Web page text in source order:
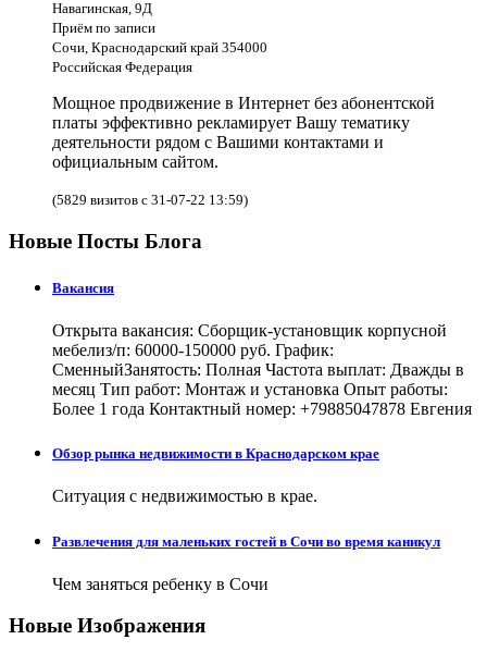
Навагинская, 9Д
Приём по записи
Сочи, Краснодарский край 354000
Российская Федерация
Мощное продвижение в Интернет без абонентской
платы эффективно рекламирует Вашу тематику
деятельности рядом с Вашими контактами и
официальным сайтом.
(5829 визитов с 31-07-22 13:59)
Новые Посты Блога
Вакансия
Открыта вакансия: Сборщик-установщик корпусной
мебелиз/п: 60000-150000 руб. График:
СменныйЗанятость: Полная Частота выплат: Дважды в
месяц Тип работ: Монтаж и установка Опыт работы:
Более 1 года Контактный номер: +79885047878 Евгения
Обзор рынка недвижимости в Краснодарском крае
Ситуация с недвижимостью в крае.
Развлечения для маленьких гостей в Сочи во время каникул
Чем заняться ребенку в Сочи
Новые Изображения